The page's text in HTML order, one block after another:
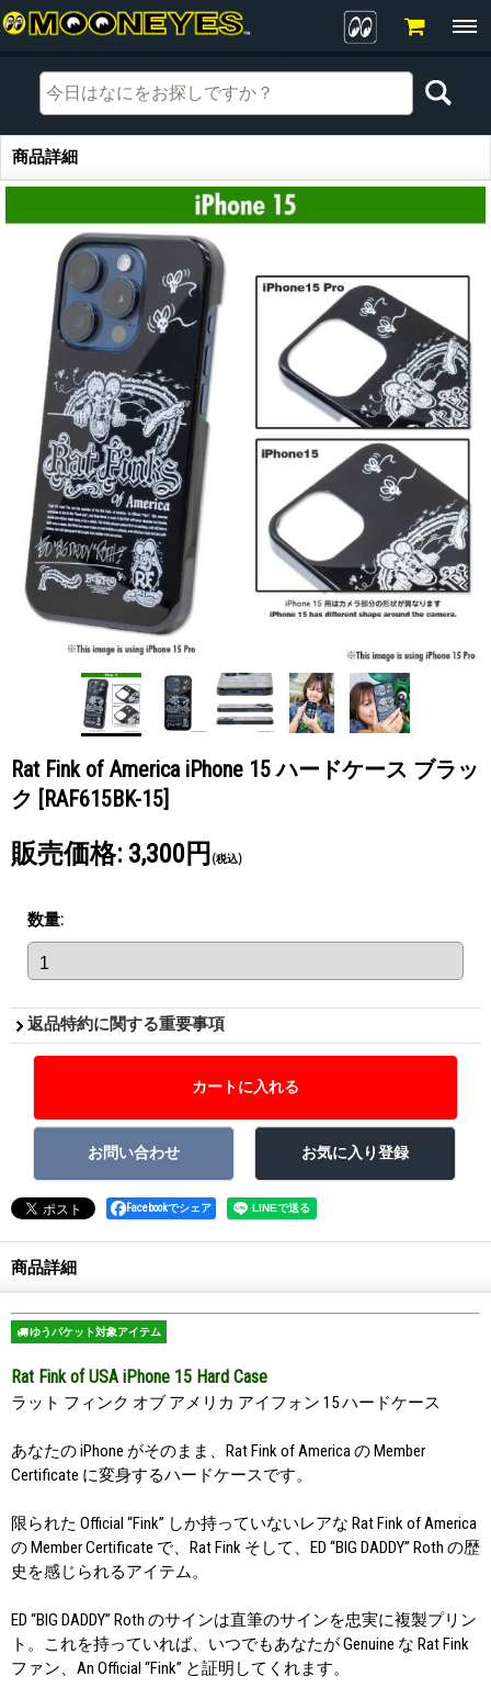
商品詳細
商品詳細
Rat Fink of America iPhone 15 ハードケース ブラッ
ク [RAF615BK-15]
販売価格: 3,300円 (税込)
数量:
返品特約に関する重要事項
Facebookでシェア
商品詳細
ゆうパケット対象アイテム
Rat Fink of USA iPhone 15 Hard Case
ラット フィンク オブ アメリカ アイフォン 15 ハードケース
あなたの iPhone がそのまま、Rat Fink of America の Member
Certificate に変身するハードケースです。
限られた Official “Fink” しか持っていないレアな Rat Fink of America
の Member Certificate で、Rat Fink そして、ED “BIG DADDY” Roth の歴
史を感じられるアイテム。
ED “BIG DADDY” Roth のサインは直筆のサインを忠実に複製プリン
ト。これを持っていれば、いつでもあなたが Genuine な Rat Fink
ファン、An Official “Fink” と証明してくれます。